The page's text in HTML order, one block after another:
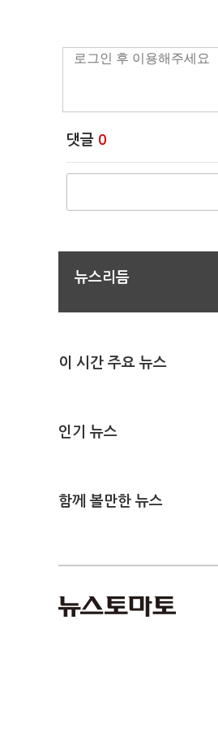
댓글 0
뉴스리듬
이 시간 주요 뉴스
인기 뉴스
함께 볼만한 뉴스